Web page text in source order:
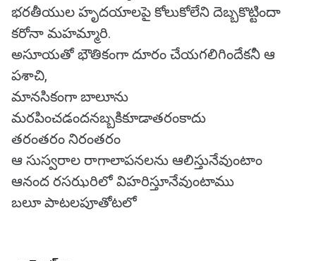
భరతీయుల హృదయాలపై కోలుకోలేని దెబ్బకొట్టిందా
కరోనా మహమ్మారి.
అసూయతో భౌతికంగా దూరం చేయగలిగిందేకనీ ఆ
పశాచి,
మానసికంగా బాలూను
మరపించడందనబ్బకికూడాతరంకాదు
తరంతరం నిరంతరం
ఆ సుస్వరాల రాగాలాపనలను ఆలిస్తునేవుంటాం
ఆనంద రసఝరిలో విహరిస్తూనేవుంటాము
బలూ పాటలపూతోటలో